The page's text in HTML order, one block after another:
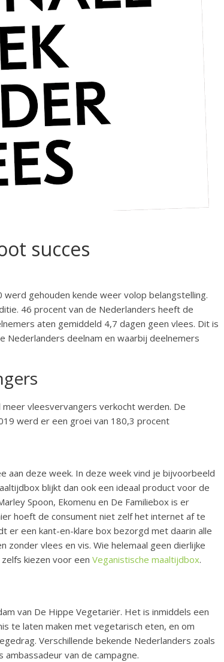
succes
gehouden kende weer volop belangstelling.
46 procent van de Nederlanders heeft de
aten gemiddeld 4,7 dagen geen vlees. Dit is
Nederlanders deelnam en waarbij deelnemers
vleesvervangers verkocht werden. De
werd er een groei van 180,3 procent
aan deze week. In deze week vind je bijvoorbeeld
blijkt dan ook een ideaal product voor de
Spoon, Ekomenu en De Familiebox is er
hoeft de consument niet zelf het internet af te
er een kant-en-klare box bezorgd met daarin alle
vlees en vis. Wie helemaal geen dierlijke
kiezen voor een Veganistische maaltijdbox.
van De Hippe Vegetariër. Het is inmiddels een
te laten maken met vegetarisch eten, en om
Verschillende bekende Nederlanders zoals
ambassadeur van de campagne.